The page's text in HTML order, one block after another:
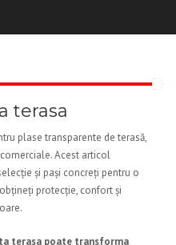
terasa
plase transparente de terasă,
Acest articol
și pași concreți pentru o
protecție, confort și
terasa poate transforma